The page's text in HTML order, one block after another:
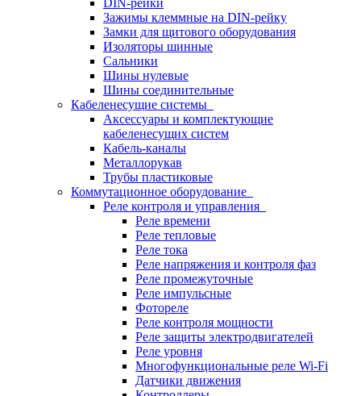
DIN-рейки
Зажимы клеммные на DIN-рейку
Замки для щитового оборудования
Изоляторы шинные
Сальники
Шины нулевые
Шины соединительные
Кабеленесущие системы
Аксессуары и комплектующие
кабеленесущих систем
Кабель-каналы
Металлорукав
Трубы пластиковые
Коммутационное оборудование
Реле контроля и управления
Реле времени
Реле тепловые
Реле тока
Реле напряжения и контроля фаз
Реле промежуточные
Реле импульсные
Фотореле
Реле контроля мощности
Реле защиты электродвигателей
Реле уровня
Многофункциональные реле Wi-Fi
Датчики движения